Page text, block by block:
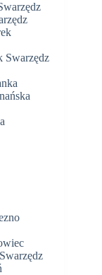
Swarzędz